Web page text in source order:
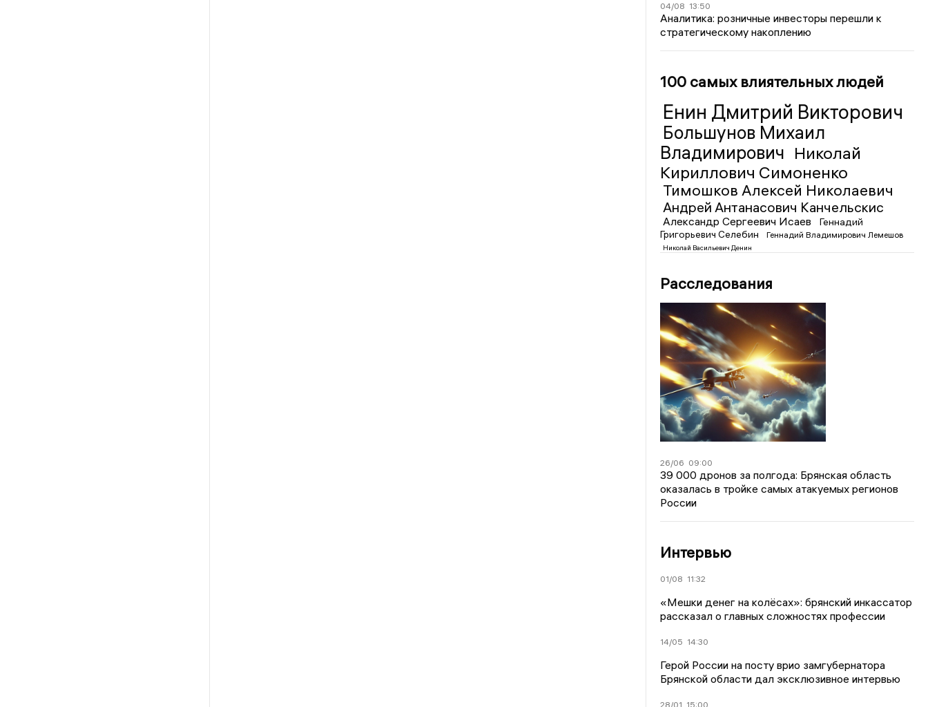
04/08 13:50
Аналитика: розничные инвесторы перешли к
стратегическому накоплению
100 самых влиятельных людей
Енин Дмитрий Викторович
Большунов Михаил
Владимирович Николай
Кириллович Симоненко
Тимошков Алексей Николаевич
Андрей Антанасович Канчельскис
Александр Сергеевич Исаев
Геннадий
Григорьевич Селебин
Геннадий Владимирович Лемешов
Николай Васильевич Денин
Расследования
26/06 09:00
39 000 дронов за полгода: Брянская область
оказалась в тройке самых атакуемых регионов
России
Интервью
01/08 11:32
«Мешки денег на колёсах»: брянский инкассатор
рассказал о главных сложностях профессии
14/05 14:30
Герой России на посту врио замгубернатора
Брянской области дал эксклюзивное интервью
28/01 15:00